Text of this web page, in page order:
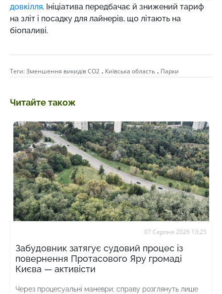
довкілля. Ініціатива передбачає й знижений тариф
на зліт і посадку для лайнерів, що літають на
біопаливі.
Теги:Зменшення викидів СО2 , Київська область , Парки
Читайте також
07 Серпня 2026 13:25
Забудовник затягує судовий процес із
повернення Протасового Яру громаді
Києва — активісти
Через процесуальні маневри, справу розглянуть лише